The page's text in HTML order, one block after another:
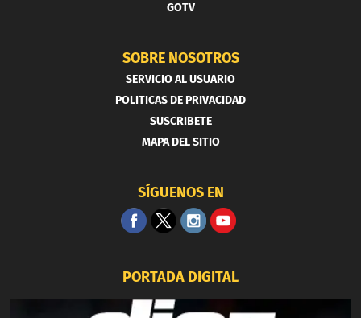
GOTV
SOBRE NOSOTROS
SERVICIO AL USUARIO
POLITICAS DE PRIVACIDAD
SUSCRIBETE
MAPA DEL SITIO
SÍGUENOS EN
PORTADA DIGITAL